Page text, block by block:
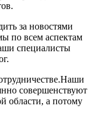
за новостями
по всем аспектам
специалисты
совершенствуют
области, а потому